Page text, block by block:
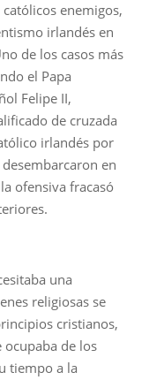
enemigos,
irlandés en
de los casos más
el Papa
Felipe II,
de cruzada
irlandés por
en
ofensiva fracasó
una
religiosas se
cristianos,
ocupaba de los
tiempo a la